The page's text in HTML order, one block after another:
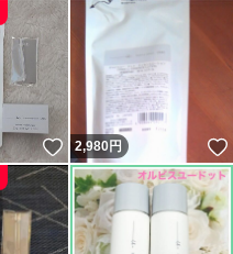
いいね！
2,980円